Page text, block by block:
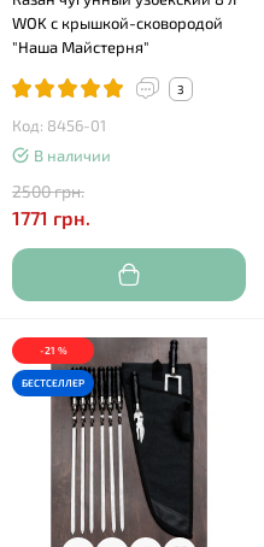
WOK с крышкой-сковородой
"Наша Майстерня"
3
Код: 8456-01
В наличии
2500 грн.
1771 грн.
-21 %
БЕСТСЕЛЛЕР